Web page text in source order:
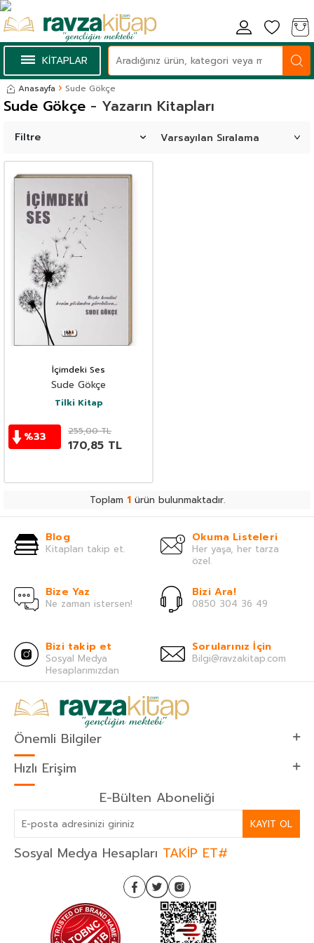
KİTAPLAR
Anasayfa Sude Gökçe
- Yazarın Kitapları
Sude Gökçe
Filtre
İçimdeki Ses
Sude Gökçe
Tilki Kitap
%33 255,00TL
170,85 TL
Toplam 1ürün bulunmaktadır.
Blog
Kitapları takip et.
Okuma Listeleri
Her yaşa, her tarza
özel.
Bize Yaz
Ne zaman istersen!
Bizi Ara!
0850 304 36 49
Bizi takip et
Sosyal Medya
Hesaplarımızdan
Sorularınız İçin
Bilgi@ravzakitap.com
Önemli Bilgiler
Hızlı Erişim
E-Bülten Aboneliği
KAYIT OL
Sosyal Medya Hesapları TAKİP ET#